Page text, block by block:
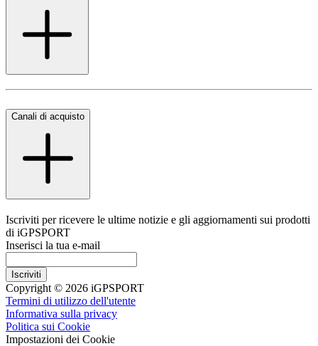
Canali di acquisto
Iscriviti per ricevere le ultime notizie e gli aggiornamenti sui prodotti
di iGPSPORT
Inserisci la tua e-mail
Iscriviti
Copyright © 2026 iGPSPORT
Termini di utilizzo dell'utente
Informativa sulla privacy
Politica sui Cookie
Impostazioni dei Cookie